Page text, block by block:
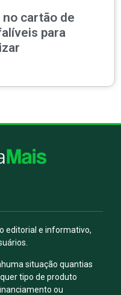
cartão de
para
editorial e informativo,
situação quantias
tipo de produto
ou